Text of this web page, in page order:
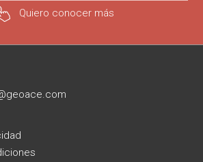
Quiero conocer más